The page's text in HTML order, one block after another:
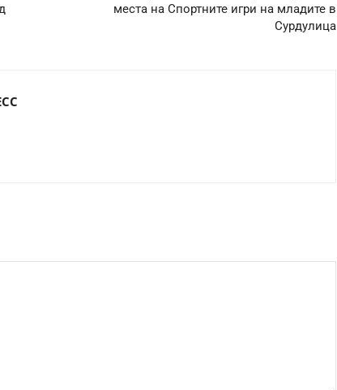
места на Спортните игри на младите в
Сурдулица